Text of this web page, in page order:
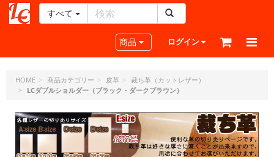
ー
ラ
フ
ド
ッ
すべて
Toggle navigation
商品 ログイン
HOME 商品カテゴリー 皮革
裁ち革（カットレザー）
LCダブルショルダー（ブラック・ダークブラウン）